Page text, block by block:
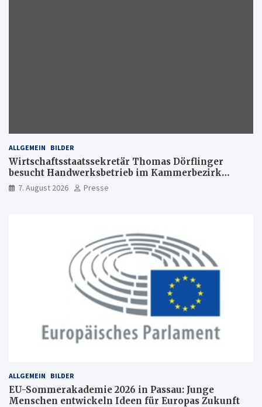
ALLGEMEIN BILDER
Wirtschaftsstaatssekretär Thomas Dörflinger
besucht Handwerksbetrieb im Kammerbezirk
Freiburg
7. August 2026 Presse
ALLGEMEIN BILDER
EU-Sommerakademie 2026 in Passau: Junge
Menschen entwickeln Ideen für Europas Zukunft